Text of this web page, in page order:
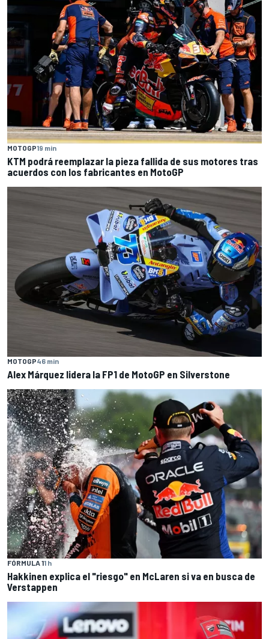
MOTOGP19 min
KTM podrá reemplazar la pieza fallida de sus motores tras
acuerdos con los fabricantes en MotoGP
MOTOGP46 min
Alex Márquez lidera la FP1 de MotoGP en Silverstone
FÓRMULA 11 h
Hakkinen explica el "riesgo" en McLaren si va en busca de
Verstappen